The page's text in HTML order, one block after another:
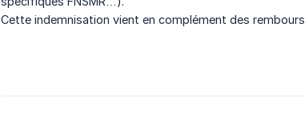
Cette indemnisation vient en complément des